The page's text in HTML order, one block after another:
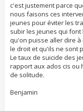
e
c'est justement parce
nous faisons ces
jeunes pour éviter les
subir les jeunes qui font
qu'on puisse aller dire
le droit et qu'ils ne sont
Le taux de suicide des
rapport aux ados cis ou
de solitude.
Benjamin